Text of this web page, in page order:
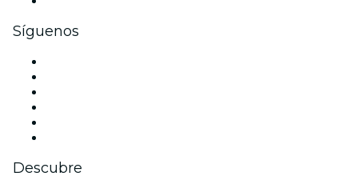
Síguenos
Descubre